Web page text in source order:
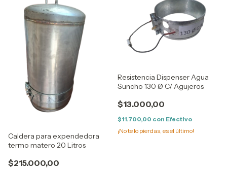
Caldera para expendedora
termo matero 20 Litros
$215.000,00
Resistencia Dispenser Agua
Suncho 130 Ø C/ Agujeros
$13.000,00
$11.700,00 con Efectivo
¡No te lo pierdas, es el último!